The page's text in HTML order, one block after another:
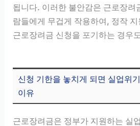
됩니다. 이러한 불안감은 근로장려
람들에게 무겁게 작용하여, 정작
근로장려금 신청을 포기하는 경우
신청 기한을 놓치게 되면 실업위
이유
근로장려금은 정부가 지원하는 실